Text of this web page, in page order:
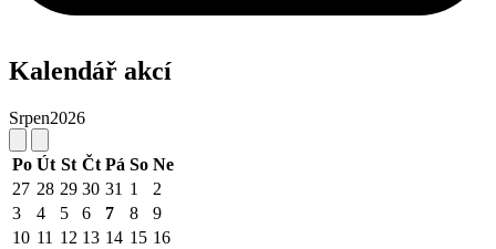
Kalendář akcí
Srpen2026
Po Út St Čt Pá So Ne
27 28 29 30 31 1
2
3
4 5 6 7 8
9
10 11 12 13 14 15 16